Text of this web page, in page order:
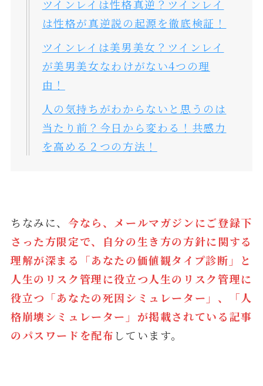
ツインレイは性格真逆？ツインレイ
は性格が真逆説の起源を徹底検証！
ツインレイは美男美女？ツインレイ
が美男美女なわけがない4つの理
由！
人の気持ちがわからないと思うのは
当たり前？今日から変わる！共感力
を高める２つの方法！
ちなみに、 今なら、メールマガジンにご登録下
さった方限定で、自分の生き方の方針に関する
理解が深まる「あなたの価値観タイプ診断」と
人生のリスク管理に役立つ人生のリスク管理に
役立つ「あなたの死因シミュレーター」 、「人
格崩壊シミュレーター 」が掲載されている記事
のパスワードを配布 しています。